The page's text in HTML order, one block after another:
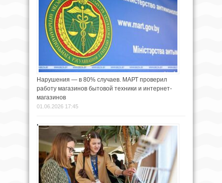
Нарушения — в 80% случаев. МАРТ проверил
работу магазинов бытовой техники и интернет-
магазинов
01.06.2026 17:45